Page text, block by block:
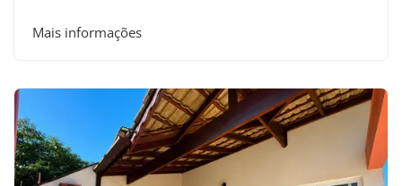
Mais informações